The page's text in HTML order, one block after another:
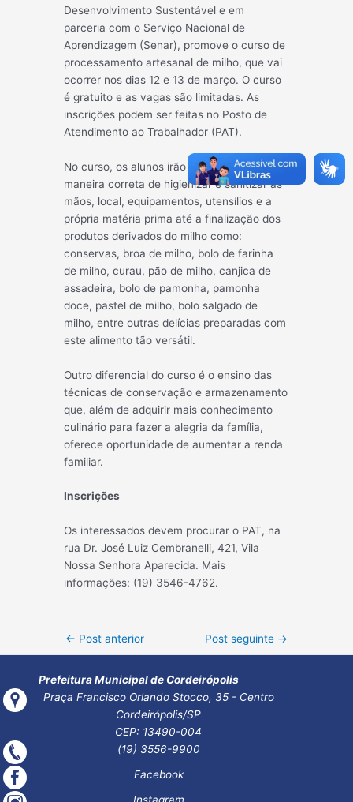
Desenvolvimento Sustentável e em
parceria com o Serviço Nacional de
Aprendizagem (Senar), promove o curso de
processamento artesanal de milho, que vai
ocorrer nos dias 12 e 13 de março. O curso
é gratuito e as vagas são limitadas. As
inscrições podem ser feitas no Posto de
Atendimento ao Trabalhador (PAT).
No curso, os alunos irão aprender desde a
maneira correta de higienizar e sanitizar as
mãos, local, equipamentos, utensílios e a
própria matéria prima até a finalização dos
produtos derivados do milho como:
conservas, broa de milho, bolo de farinha
de milho, curau, pão de milho, canjica de
assadeira, bolo de pamonha, pamonha
doce, pastel de milho, bolo salgado de
milho, entre outras delícias preparadas com
este alimento tão versátil.
Outro diferencial do curso é o ensino das
técnicas de conservação e armazenamento
que, além de adquirir mais conhecimento
culinário para fazer a alegria da família,
oferece oportunidade de aumentar a renda
familiar.
Inscrições
Os interessados devem procurar o PAT, na
rua Dr. José Luiz Cembranelli, 421, Vila
Nossa Senhora Aparecida. Mais
informações: (19) 3546-4762.
Post
← Post anterior Post seguinte →
Prefeitura Municipal de Cordeirópolis
Praça Francisco Orlando Stocco, 35 - Centro
Cordeirópolis/SP
CEP: 13490-004
(19) 3556-9900
Facebook
Instagram